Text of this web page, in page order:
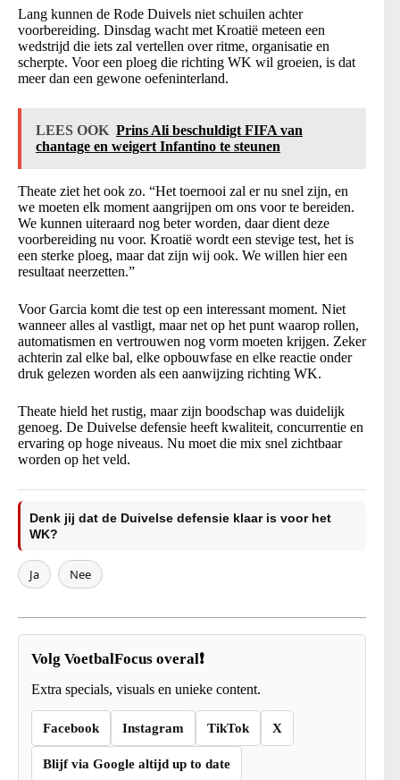
Lang kunnen de Rode Duivels niet schuilen achter
voorbereiding. Dinsdag wacht met Kroatië meteen een
wedstrijd die iets zal vertellen over ritme, organisatie en
scherpte. Voor een ploeg die richting WK wil groeien, is dat
meer dan een gewone oefeninterland.
LEES OOK Prins Ali beschuldigt FIFA van
chantage en weigert Infantino te steunen
Theate ziet het ook zo. “Het toernooi zal er nu snel zijn, en
we moeten elk moment aangrijpen om ons voor te bereiden.
We kunnen uiteraard nog beter worden, daar dient deze
voorbereiding nu voor. Kroatië wordt een stevige test, het is
een sterke ploeg, maar dat zijn wij ook. We willen hier een
resultaat neerzetten.”
Voor Garcia komt die test op een interessant moment. Niet
wanneer alles al vastligt, maar net op het punt waarop rollen,
automatismen en vertrouwen nog vorm moeten krijgen. Zeker
achterin zal elke bal, elke opbouwfase en elke reactie onder
druk gelezen worden als een aanwijzing richting WK.
Theate hield het rustig, maar zijn boodschap was duidelijk
genoeg. De Duivelse defensie heeft kwaliteit, concurrentie en
ervaring op hoge niveaus. Nu moet die mix snel zichtbaar
worden op het veld.
Denk jij dat de Duivelse defensie klaar is voor het
WK?
Ja Nee
Volg VoetbalFocus overal❗
Extra specials, visuals en unieke content.
Facebook Instagram TikTok X
Blijf via Google altijd up to date